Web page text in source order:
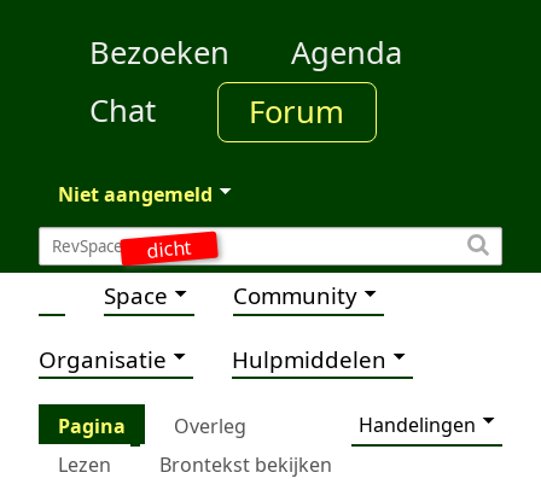
dicht
Bezoeken
Agenda
Chat
Forum
Niet aangemeld
Space Community
Organisatie Hulpmiddelen
Pagina Overleg
Handelingen
Lezen
Brontekst bekijken